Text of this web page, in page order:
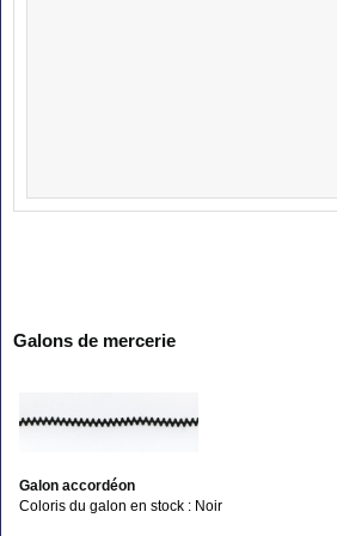
Galons de mercerie
Galon accordéon
Coloris du galon en stock : Noir